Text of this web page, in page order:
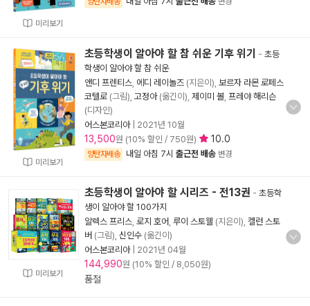
미리보기
미리보기
초등학생이 알아야 할 참 쉬운 기후 위기 - 초등
학생이 알아야 할 참 쉬운
앤디 프렌티스 에디 레이놀즈 (지은이), 보르자 라몬 로페스
코텔로 (그림), 고정아(옮긴이), 제이미 볼 프레야 해리슨
(디자인)
어스본코리아| 2021년 10월
13,500원 (10% 할인 / 750원) 10.0
양탄자배송 내일 아침 7시 출근전 배송 변경
미리보기
초등학생이 알아야 할 시리즈 - 전13권 - 초등학
생이 알아야 할 100가지
알렉스 프리스 로지 호어 루이 스토웰 (지은이), 켈런 스토
버 (그림), 신인수 (옮긴이)
어스본코리아| 2021년 04월
144,990원 (10% 할인 / 8,050원)
품절